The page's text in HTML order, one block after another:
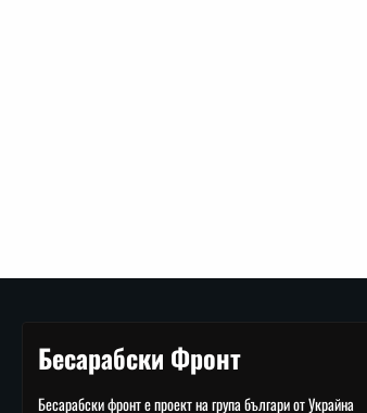
Бесарабски Фронт
Бесарабски фронт е проект на група българи от Украйна